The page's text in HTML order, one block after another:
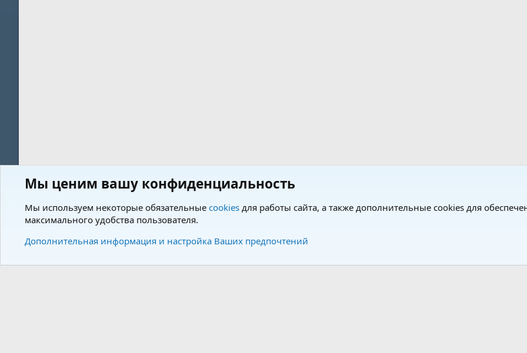
Мы ценим вашу конфиденциальность
Мы используем некоторые обязательные cookies для работы сайта, а также дополнительные cookies для
максимального удобства пользователя.
Дополнительная информация и настройка Ваших предпочтений